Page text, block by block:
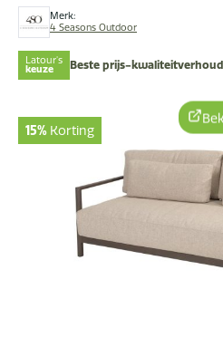
Merk:
4 Seasons Outdoor
Latour's
keuze Beste prijs-
15% Korting